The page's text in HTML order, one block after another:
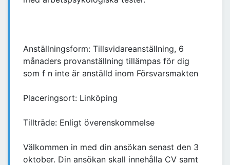
Anställningsform: Tillsvidareanställning, 6
månaders provanställning tillämpas för dig
som f n inte är anställd inom Försvarsmakten
Placeringsort: Linköping
Tillträde: Enligt överenskommelse
Välkommen in med din ansökan senast den 3
oktober. Din ansökan skall innehålla CV samt